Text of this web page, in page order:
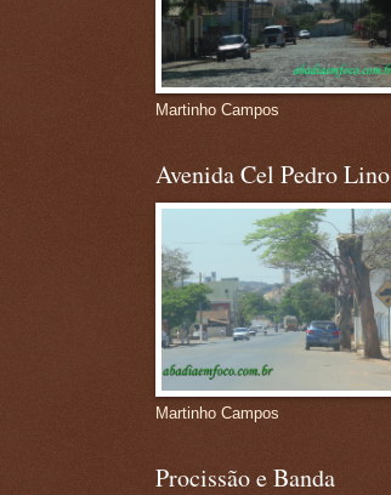
Martinho Campos
Avenida Cel Pedro Lino
Martinho Campos
Procissão e Banda